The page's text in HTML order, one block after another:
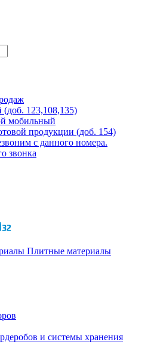
(доб. 123,108,135)
мобильный
продукции (доб. 154)
с данного номера.
звонка
Плитные материалы